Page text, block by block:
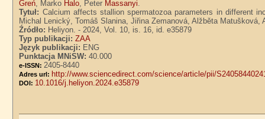
Greń, Marko Halo, Peter Massanyi.
Tytuł: Calcium affects stallion spermatozoa parameters in different
Michal Lenický, Tomáš Slanina, Jiřina Zemanová, Alžběta
Źródło: Heliyon. - 2024, Vol. 10, is. 16, id. e35879
Typ publikacji:ZAA
Język publikacji: ENG
Punktacja MNiSW:40.000
e-ISSN: 2405-8440
Adres url: http://www.sciencedirect.com/science/article/pii/
DOI: 10.1016/j.heliyon.2024.e35879